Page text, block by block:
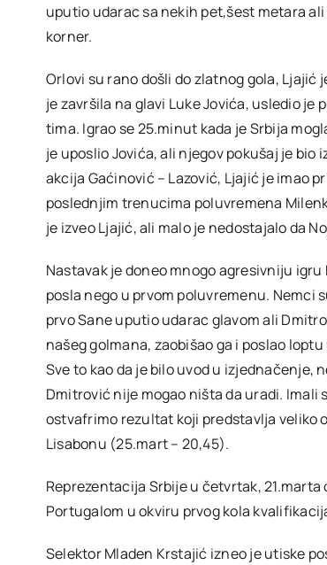
uputio udarac sa nekih pet,šest metara
korner.
Orlovi su rano došli do zlatnog gola, Ljajić
je završila na glavi Luke Jovića, usledio je
tima. Igrao se 25.minut kada je Srbija
je uposlio Jovića, ali njegov pokušaj je bio
akcija Gaćinović – Lazović, Ljajić je imao
poslednjim trenucima poluvremena
je izveo Ljajić, ali malo je nedostajalo da
Nastavak je doneo mnogo agresivniju
posla nego u prvom poluvremenu.
prvo Sane uputio udarac glavom ali
našeg golmana, zaobišao ga i poslao
Sve to kao da je bilo uvod u izjednačenje,
Dmitrović nije mogao ništa da uradi. Imali
ostvafrimo rezultat koji predstavlja veliko
Lisabonu (25.mart – 20,45).
Reprezentacija Srbije u četvrtak,
Portugalom u okviru prvog kola
Selektor Mladen Krstajić izneo je utiske